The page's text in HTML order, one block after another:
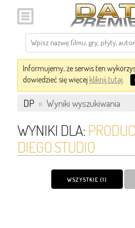
Informujemy, że serwis ten
dowiedzieć się więcej kliknij tutaj.
DP » Wyniki wyszukiwania
WYNIKI DLA:
DIEGO STUDIO
WSZYSTKIE (1)